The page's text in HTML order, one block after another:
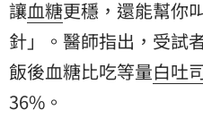
讓血糖更穩，還能幫你
針」。醫師指出，受試
飯後血糖比吃等量白吐
36%。